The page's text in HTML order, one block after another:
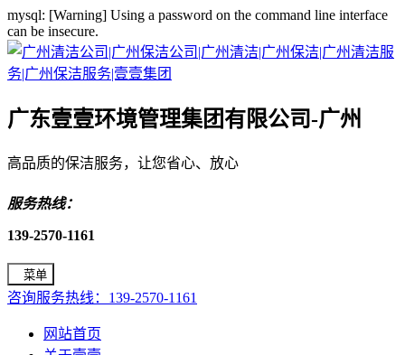
mysql: [Warning] Using a password on the command line interface
can be insecure.
广东壹壹环境管理集团有限公司-广州
高品质的保洁服务，让您省心、放心
服务热线：
139-2570-1161
菜单
咨询服务热线：139-2570-1161
网站首页